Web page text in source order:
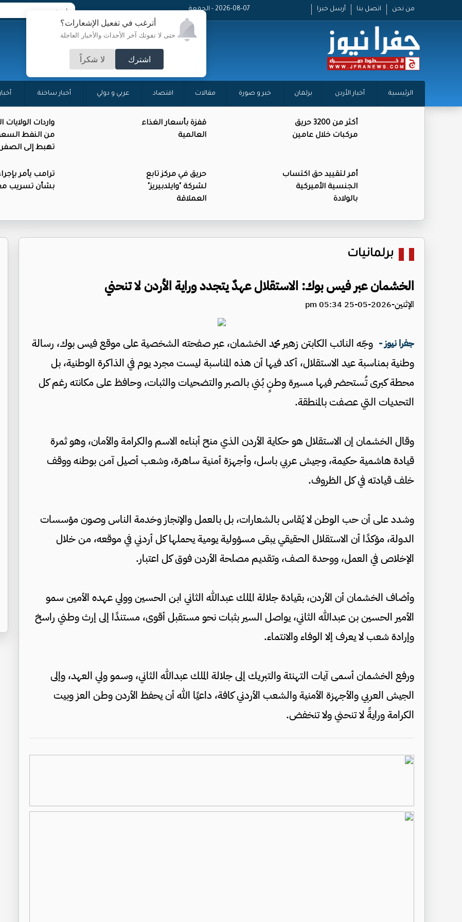
أترغب في تفعيل الإشعارات؟
حتى لا تفوتك آخر الأحداث والأخبار العاجلة
اشترك لا شكراً
من نحن اتصل بنا أرسل خبرا 2026-08-07 - الجمعة
الرئيسية أخبار الأردن برلمان خبر و صورة مقالات اقتصاد عربي و دولي أخبار ساخنة
أكثر من 3200 حريق
مركبات خلال عامين
قفزة بأسعار الغذاء
العالمية
واردات الولايات
من النفط
تهبط إلى الصفر
أمر لتقييد حق اكتساب
الجنسية الأميركية
بالولادة
حريق في مركز تابع
لشركة "وايلدبيريز"
العملاقة
ترامب يأمر
بشأن تسريب
برلمانيات
الخشمان عبر فيس بوك: الاستقلال عهدٌ يتجدد وراية الأردن لا تنحني
الإثنين-2026-05-25 05:34 pm
جفرا نيوز - وجّه النائب الكابتن زهير محمد الخشمان، عبر صفحته الشخصية على موقع فيس بوك، رسالة
وطنية بمناسبة عيد الاستقلال، أكد فيها أن هذه المناسبة ليست مجرد يوم في الذاكرة الوطنية، بل
محطة كبرى تُستحضر فيها مسيرة وطنٍ بُني بالصبر والتضحيات والثبات، وحافظ على مكانته رغم كل
التحديات التي عصفت بالمنطقة.
وقال الخشمان إن الاستقلال هو حكاية الأردن الذي منح أبناءه الاسم والكرامة والأمان، وهو ثمرة
قيادة هاشمية حكيمة، وجيش عربي باسل، وأجهزة أمنية ساهرة، وشعب أصيل آمن بوطنه ووقف
خلف قيادته في كل الظروف.
وشدد على أن حب الوطن لا يُقاس بالشعارات، بل بالعمل والإنجاز وخدمة الناس وصون مؤسسات
الدولة، مؤكدًا أن الاستقلال الحقيقي يبقى مسؤولية يومية يحملها كل أردني في موقعه، من خلال
الإخلاص في العمل، ووحدة الصف، وتقديم مصلحة الأردن فوق كل اعتبار.
وأضاف الخشمان أن الأردن، بقيادة جلالة الملك عبدالله الثاني ابن الحسين وولي عهده الأمين سمو
الأمير الحسين بن عبدالله الثاني، يواصل السير بثبات نحو مستقبل أقوى، مستندًا إلى إرث وطني راسخ
وإرادة شعب لا يعرف إلا الوفاء والانتماء.
ورفع الخشمان أسمى آيات التهنئة والتبريك إلى جلالة الملك عبدالله الثاني، وسمو ولي العهد، وإلى
الجيش العربي والأجهزة الأمنية والشعب الأردني كافة، داعيًا الله أن يحفظ الأردن وطن العز وبيت
الكرامة ورايةً لا تنحني ولا تنخفض.